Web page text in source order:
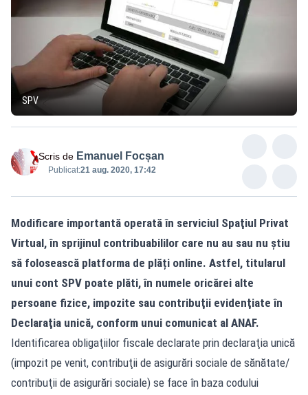
SPV
Scris de Emanuel Focșan
Publicat:21 aug. 2020, 17:42
Modificare importantă operată în serviciul Spaţiul Privat
Virtual, în sprijinul contribuabililor care nu au sau nu știu
să folosească platforma de plăți online. Astfel, titularul
unui cont SPV poate plăti, în numele oricărei alte
persoane fizice, impozite sau contribuţii evidenţiate în
Declaraţia unică, conform unui comunicat al ANAF.
Identificarea obligaţiilor fiscale declarate prin declaraţia unică
(impozit pe venit, contribuţii de asigurări sociale de sănătate/
contribuţii de asigurări sociale) se face în baza codului